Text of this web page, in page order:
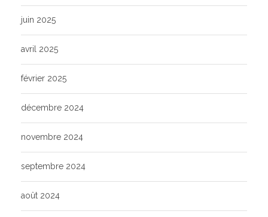
juin 2025
avril 2025
février 2025
décembre 2024
novembre 2024
septembre 2024
août 2024